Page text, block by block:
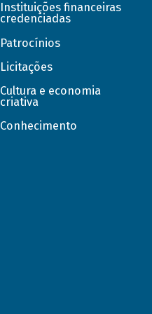
Instituições financeiras
credenciadas
Patrocínios
Licitações
Cultura e economia
criativa
Conhecimento